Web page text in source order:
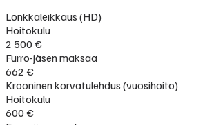
Lonkkaleikkaus (HD)
Hoitokulu
2 500 €
Furro-jäsen maksaa
662 €
Krooninen korvatulehdus (vuosihoito)
Hoitokulu
600 €